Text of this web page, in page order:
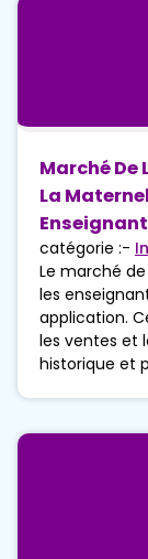
Marché De
La
catégorie :-
Le marché
les
application.
les ventes et
historique et